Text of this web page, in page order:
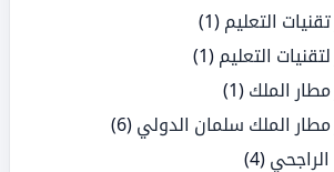
التعليم (1)
التعليم (1)
الملك (1)
الملك سلمان الدولي (6)
(4)